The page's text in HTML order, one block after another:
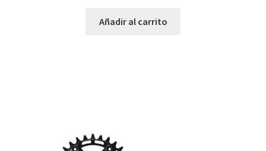
originalactual
Añadir al carrito